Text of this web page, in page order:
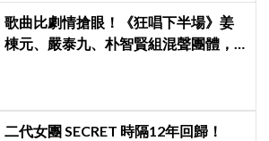
歌曲比劇情搶眼！《狂唱下半場》姜
棟元、嚴泰九、朴智賢組混聲團體，
二代女團 SECRET 時隔12年回歸！